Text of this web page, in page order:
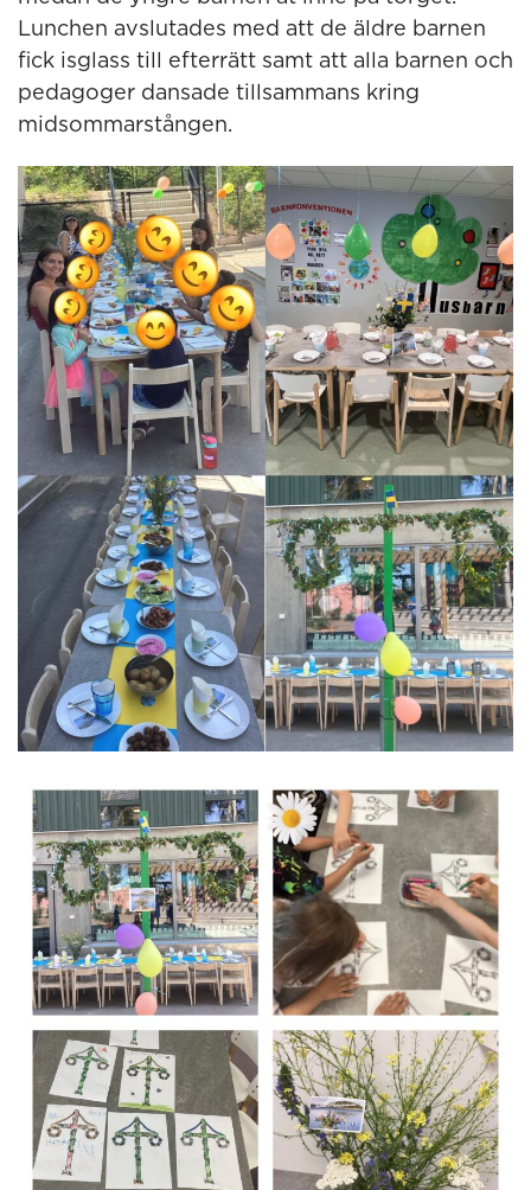
Lunchen avslutades med att de äldre barnen
fick isglass till efterrätt samt att alla barnen och
pedagoger dansade tillsammans kring
midsommarstången.